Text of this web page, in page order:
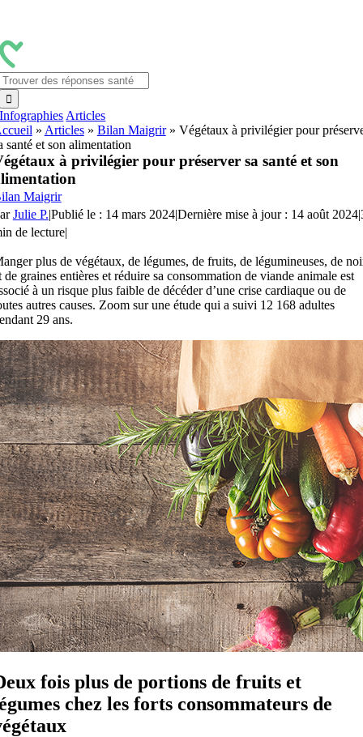
contenu
Infographies Articles
» Articles» Bilan Maigrir» Végétaux à privilégier pour
santé et son alimentation
à privilégier pour préserver sa santé et son
Maigrir
Julie P.|Publié le : 14 mars 2024|Dernière mise à jour : 14 août 2024|
de lecture|
plus de végétaux, de légumes, de fruits, de légumineuses, de
de graines entières et réduire sa consommation de viande animale est
à un risque plus faible de décéder d’une crise cardiaque ou de
autres causes. Zoom sur une étude qui a suivi 12 168 adultes
29 ans.
fois plus de portions de fruits et
chez les forts consommateurs de